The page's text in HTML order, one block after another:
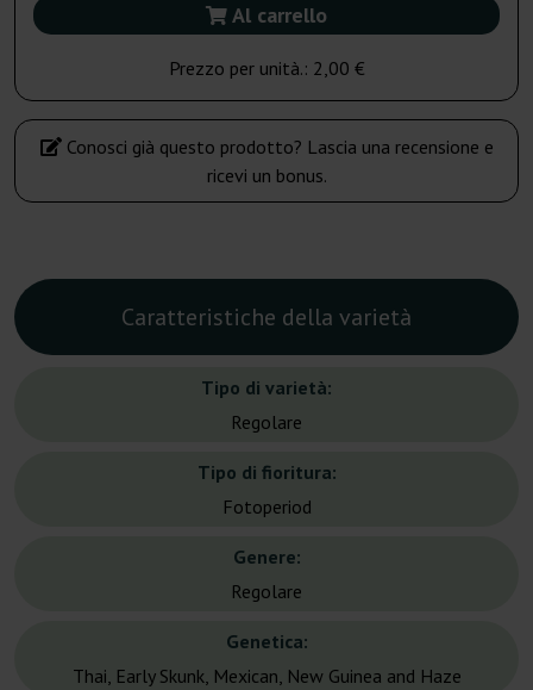
Al carrello
Prezzo per unità.: 2,00 €
Conosci già questo prodotto? Lascia una recensione e
ricevi un bonus.
Caratteristiche della varietà
Tipo di varietà:
Regolare
Tipo di fioritura:
Fotoperiod
Genere:
Regolare
Genetica:
Thai, Early Skunk, Mexican, New Guinea and Haze